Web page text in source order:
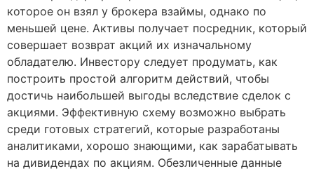
которое он взял у брокера взаймы, однако по
меньшей цене. Активы получает посредник, который
совершает возврат акций их изначальному
обладателю. Инвестору следует продумать, как
построить простой алгоритм действий, чтобы
достичь наибольшей выгоды вследствие сделок с
акциями. Эффективную схему возможно выбрать
среди готовых стратегий, которые разработаны
аналитиками, хорошо знающими, как зарабатывать
на дивидендах по акциям. Обезличенные данные